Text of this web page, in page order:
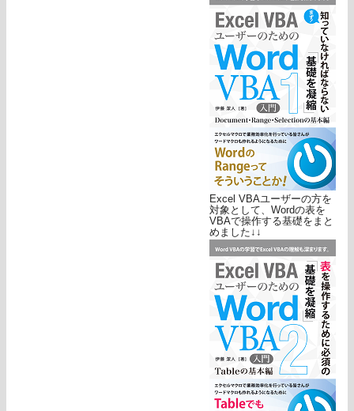
Excel VBAユーザーの方を
対象として、Wordの表を
VBAで操作する基礎をまと
めました↓↓